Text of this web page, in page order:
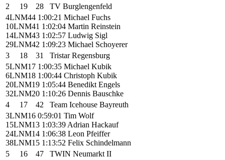
2
19 28
TV Burglengenfeld
4LNM44 1:00:21 Michael Fuchs
10LNM41 1:02:04 Martin Reinstein
14LNM43 1:02:57 Ludwig Sigl
29LNM42 1:09:23 Michael Schoyerer
3
18 31
Tristar Regensburg
5LNM17 1:00:35 Michael Kubik
6LNM18 1:00:44 Christoph Kubik
20LNM19 1:05:44 Benedikt Engels
32LNM20 1:10:26 Dennis Bauschke
4
17 42
Team Icehouse Bayreuth
3LNM16 0:59:01 Tim Wolf
15LNM13 1:03:39 Adrian Hackauf
24LNM14 1:06:38 Leon Pfeiffer
38LNM15 1:13:52 Felix Schindelmann
5
16 47
TWIN Neumarkt II